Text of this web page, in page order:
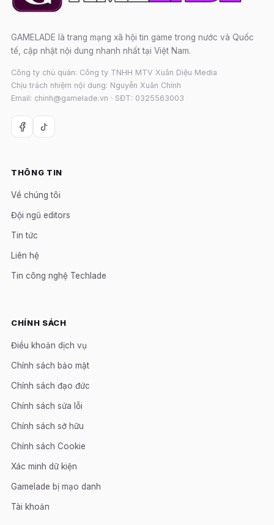
GAMELADE là trang mạng xã hội tin game trong nước và Quốc
tế, cập nhật nội dung nhanh nhất tại Việt Nam.
Công ty chủ quản: Công ty TNHH MTV Xuân Diệu Media
Chịu trách nhiệm nội dung: Nguyễn Xuân Chính
Email: chinh@gamelade.vn · SĐT: 0325563003
THÔNG TIN
Về chúng tôi
Đội ngũ editors
Tin tức
Liên hệ
Tin công nghệ Techlade
CHÍNH SÁCH
Điều khoản dịch vụ
Chính sách bảo mật
Chính sách đạo đức
Chính sách sửa lỗi
Chính sách sở hữu
Chính sách Cookie
Xác minh dữ kiện
Gamelade bị mạo danh
Tài khoản